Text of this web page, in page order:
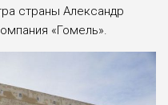
страны Александр
«Гомель».